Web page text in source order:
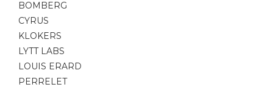
BOMBERG
CYRUS
KLOKERS
LYTT LABS
LOUIS ERARD
PERRELET